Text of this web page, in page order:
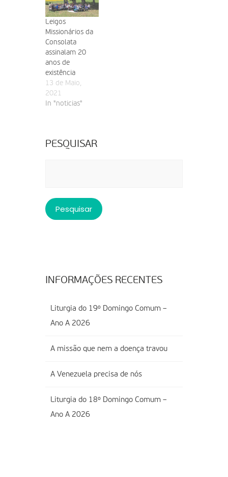
Leigos
Missionários da
Consolata
assinalam 20
anos de
existência
13 de Maio,
2021
In "noticias"
PESQUISAR
INFORMAÇÕES RECENTES
Liturgia do 19º Domingo Comum –
Ano A 2026
A missão que nem a doença travou
A Venezuela precisa de nós
Liturgia do 18º Domingo Comum –
Ano A 2026